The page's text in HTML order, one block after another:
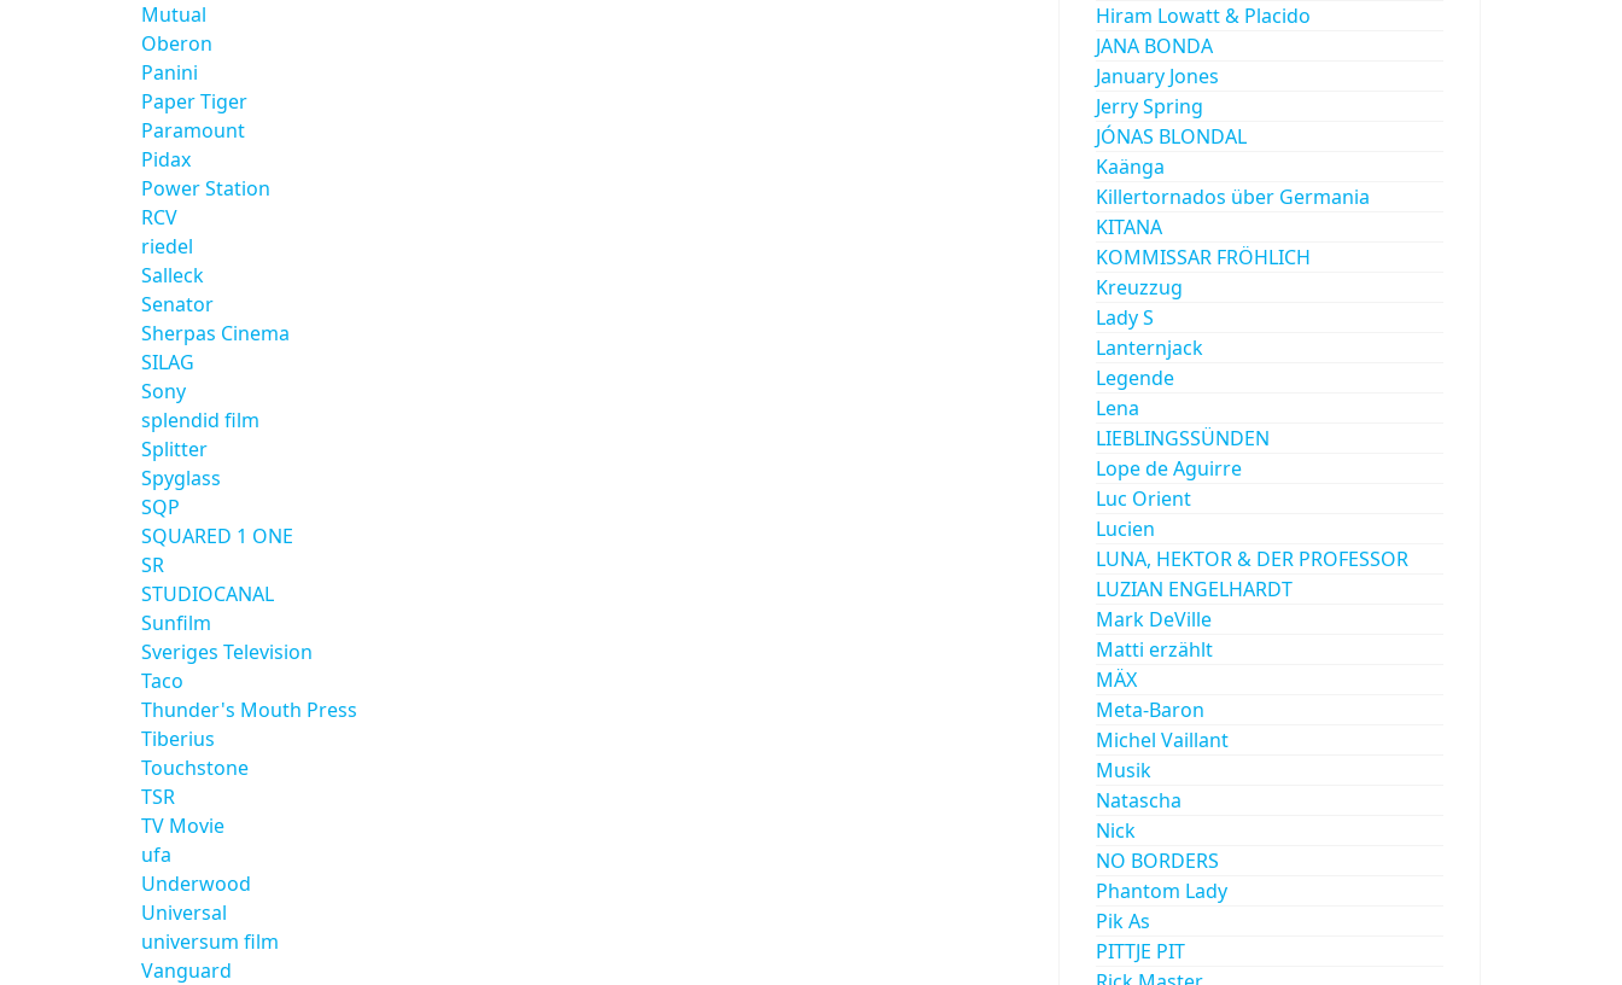
Mutual
Oberon
Panini
Paper Tiger
Paramount
Pidax
Power Station
RCV
riedel
Salleck
Senator
Sherpas Cinema
SILAG
Sony
splendid film
Splitter
Spyglass
SQP
SQUARED 1 ONE
SR
STUDIOCANAL
Sunfilm
Sveriges Television
Taco
Thunder's Mouth Press
Tiberius
Touchstone
TSR
TV Movie
ufa
Underwood
Universal
universum film
Vanguard
Hiram Lowatt & Placido
JANA BONDA
January Jones
Jerry Spring
JÓNAS BLONDAL
Kaänga
Killertornados über Germania
KITANA
KOMMISSAR FRÖHLICH
Kreuzzug
Lady S
Lanternjack
Legende
Lena
LIEBLINGSSÜNDEN
Lope de Aguirre
Luc Orient
Lucien
LUNA, HEKTOR & DER PROFESSOR
LUZIAN ENGELHARDT
Mark DeVille
Matti erzählt
MÄX
Meta-Baron
Michel Vaillant
Musik
Natascha
Nick
NO BORDERS
Phantom Lady
Pik As
PITTJE PIT